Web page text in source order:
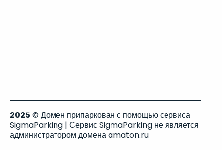
2025 © Домен припаркован с помощью сервиса
SigmaParking | Сервис SigmaParking не является
администратором домена amaton.ru